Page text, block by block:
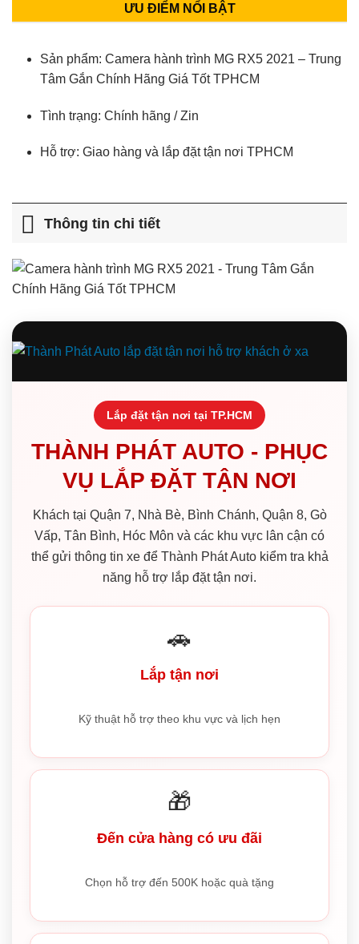
ƯU ĐIỂM NỔI BẬT
Sản phẩm: Camera hành trình MG RX5 2021 – Trung
Tâm Gắn Chính Hãng Giá Tốt TPHCM
Tình trạng: Chính hãng / Zin
Hỗ trợ: Giao hàng và lắp đặt tận nơi TPHCM
Thông tin chi tiết
Lắp đặt tận nơi tại TP.HCM
THÀNH PHÁT AUTO - PHỤC
VỤ LẮP ĐẶT TẬN NƠI
Khách tại Quận 7, Nhà Bè, Bình Chánh, Quận 8, Gò
Vấp, Tân Bình, Hóc Môn và các khu vực lân cận có
thể gửi thông tin xe để Thành Phát Auto kiểm tra khả
năng hỗ trợ lắp đặt tận nơi.
🚗
Lắp tận nơi
Kỹ thuật hỗ trợ theo khu vực và lịch hẹn
🎁
Đến cửa hàng có ưu đãi
Chọn hỗ trợ đến 500K hoặc quà tặng